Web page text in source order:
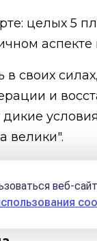
целых 5
в своих
и
велики".
веб-